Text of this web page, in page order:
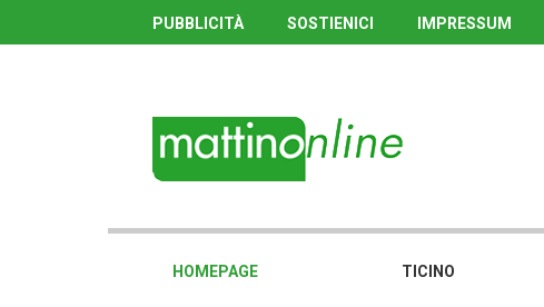
PUBBLICITÀ SOSTIENICI IMPRESSUM
HOMEPAGE TICINO